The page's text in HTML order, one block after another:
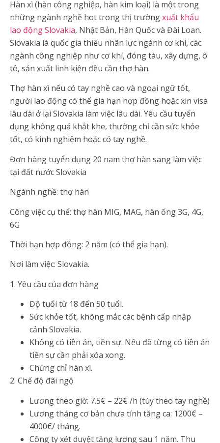
Hàn xì (hàn công nghiệp, hàn kim loại) là một trong
những ngành nghề hot trong thị trườngxuất khẩu
lao động Slovakia, Nhật Bản, Hàn Quốc và Đài Loan.
Slovakia là quốc gia thiếu nhân lực ngành cơ khí, các
ngành công nghiệp như cơ khí, đóng tàu, xây dựng, ô
tô, sản xuất linh kiện đều cần thợ hàn.
Thợ hàn xì nếu có tay nghề cao và ngoại ngữ tốt,
người lao động có thể gia hạn hợp đồng hoặc xin visa
lâu dài ở lại Slovakia làm việc lâu dài. Yêu cầu tuyển
dụng không quá khắt khe, thường chỉ cần sức khỏe
tốt, có kinh nghiệm hoặc có tay nghề.
Đơn hàng tuyển dụng 20 nam thợ hàn sang làm việc
tại đất nước Slovakia
Ngành nghề: thợ hàn
Công việc cụ thể: thợ hàn MIG, MAG, hàn ống 3G, 4G,
6G
Thời hạn hợp đồng: 2 năm (có thể gia hạn).
Nơi làm việc: Slovakia.
1. Yêu cầu của đơn hàng
Độ tuổi từ 18 đến 50 tuổi.
Sức khỏe tốt, không mắc các bệnh cấp nhập
cảnh Slovakia.
Không có tiền án, tiền sự. Nếu đã từng có tiền án
tiền sự cần phải xóa xong.
Chứng chỉ hàn xì.
2. Chế độ đãi ngộ
Lương theo giờ: 7.5€ – 22€ /h (tùy theo tay nghề)
Lương tháng cơ bản chưa tính tăng ca: 1200€ –
4000€/ tháng.
Công ty xét duyệt tăng lương sau 1 năm. Thu